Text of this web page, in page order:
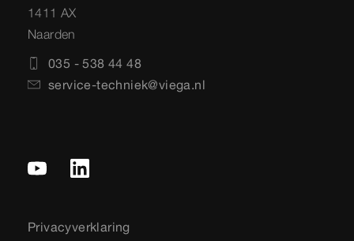
1411 AX
Naarden
035 - 538 44 48
service-techniek@viega.nl
Privacyverklaring